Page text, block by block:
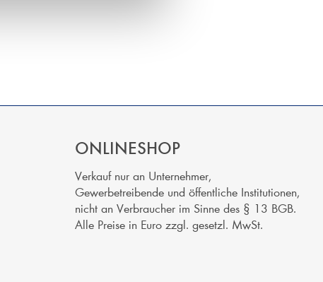
ONLINESHOP
Verkauf nur an Unternehmer,
Gewerbetreibende und öffentliche Institutionen,
nicht an Verbraucher im Sinne des § 13 BGB.
Alle Preise in Euro zzgl. gesetzl. MwSt.